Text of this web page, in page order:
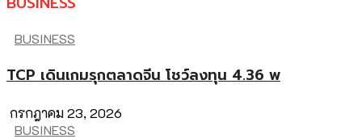
BUSINESS
TCP เดินเกมรุกตลาดจีน โชว์ลงทุน 4.36 พ
กรกฎาคม 23, 2026
BUSINESS